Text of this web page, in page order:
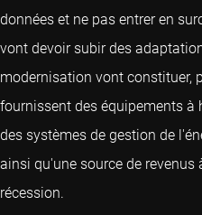
données et ne pas entrer en
vont devoir subir des
modernisation vont constituer,
fournissent des équipements à
des systèmes de gestion de
ainsi qu'une source de revenus
récession.